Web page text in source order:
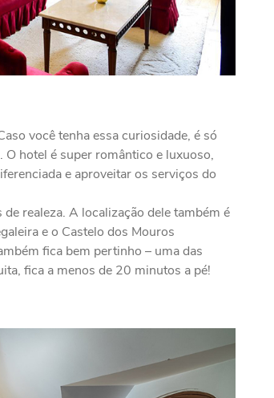
você tenha essa curiosidade, é só
O hotel é super romântico e luxuoso,
e aproveitar os serviços do
realeza. A localização dele também é
e o Castelo dos Mouros
fica bem pertinho – uma das
fica a menos de 20 minutos a pé!